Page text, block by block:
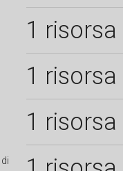
1 risorsa
1 risorsa
1 risorsa
di